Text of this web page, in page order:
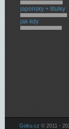
japonsky + titulky
jak kdy
Goku.cz © 2011 -